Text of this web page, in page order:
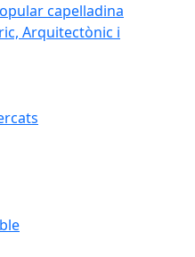
capelladina
Arquitectònic i